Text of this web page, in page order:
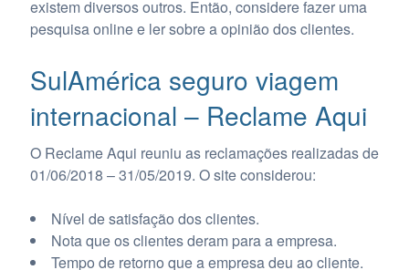
existem diversos outros. Então, considere fazer uma
pesquisa online e ler sobre a opinião dos clientes.
SulAmérica seguro viagem
internacional – Reclame Aqui
O Reclame Aqui reuniu as reclamações realizadas de
01/06/2018 – 31/05/2019. O site considerou:
Nível de satisfação dos clientes.
Nota que os clientes deram para a empresa.
Tempo de retorno que a empresa deu ao cliente.